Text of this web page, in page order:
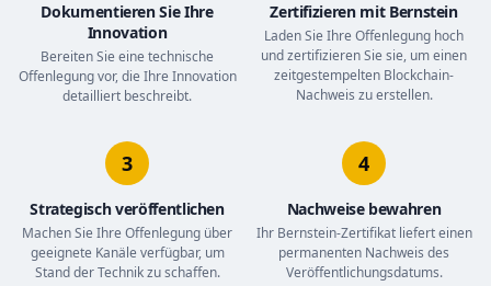
Dokumentieren Sie Ihre
Innovation
Bereiten Sie eine technische
Offenlegung vor, die Ihre Innovation
detailliert beschreibt.
Zertifizieren mit Bernstein
Laden Sie Ihre Offenlegung hoch
und zertifizieren Sie sie, um einen
zeitgestempelten Blockchain-
Nachweis zu erstellen.
3
Strategisch veröffentlichen
Machen Sie Ihre Offenlegung über
geeignete Kanäle verfügbar, um
Stand der Technik zu schaffen.
4
Nachweise bewahren
Ihr Bernstein-Zertifikat liefert einen
permanenten Nachweis des
Veröffentlichungsdatums.